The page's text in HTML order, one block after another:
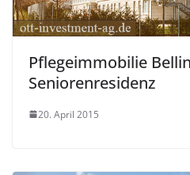
Pflegeimmobilie
Seniorenresidenz
20. April 2015